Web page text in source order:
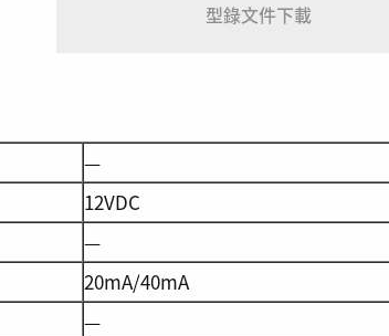
型錄文件下載
—
12VDC
—
20mA/40mA
—